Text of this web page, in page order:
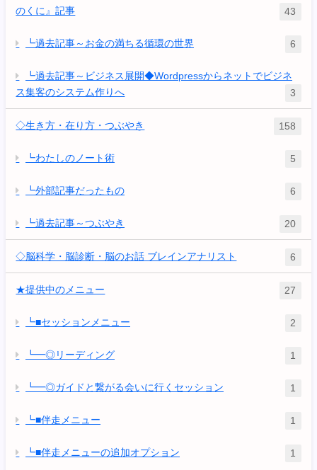
のくに』記事
43
┗過去記事～お金の満ちる循環の世界 6
┗過去記事～ビジネス展開◆Wordpressからネットでビジネ
ス集客のシステム作りへ
3
◇生き方・在り方・つぶやき 158
┗わたしのノート術 5
┗外部記事だったもの 6
┗過去記事～つぶやき 20
◇脳科学・脳診断・脳のお話 ブレインアナリスト 6
★提供中のメニュー 27
┗■セッションメニュー 2
┗━◎リーディング 1
┗━◎ガイドと繋がる会いに行くセッション 1
┗■伴走メニュー 1
┗■伴走メニューの追加オプション 1